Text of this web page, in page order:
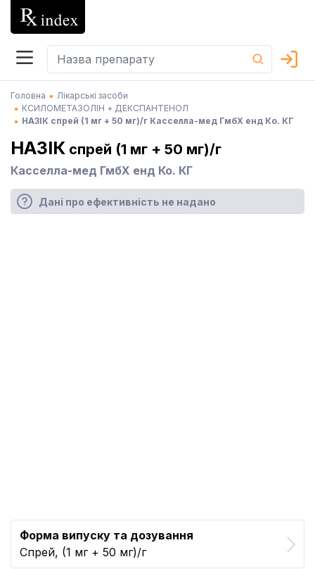
Головна
Лікарські засоби
КСИЛОМЕТАЗОЛІН + ДЕКСПАНТЕНОЛ
НАЗІК спрей (1 мг + 50 мг)/г Касселла-мед ГмбХ енд Ко. КГ
НАЗІК спрей (1 мг + 50 мг)/г
Касселла-мед ГмбХ енд Ко. КГ
Дані про ефективність не надано
Форма випуску та дозування
Спрей, (1 мг + 50 мг)/г